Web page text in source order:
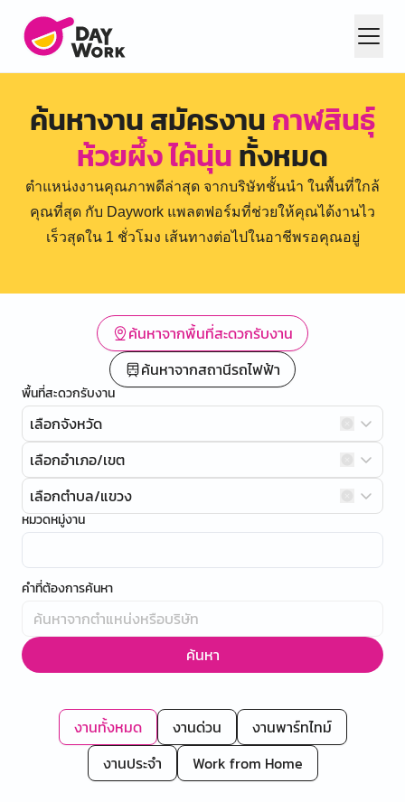
ค้นหางาน สมัครงานกาฬสินธุ์
ห้วยผึ้ง ไค้นุ่นทั้งหมด
ตำแหน่งงานคุณภาพดีล่าสุด จากบริษัทชั้นนำ ในพื้นที่ใกล้
คุณที่สุด กับ Daywork แพลตฟอร์มที่ช่วยให้คุณได้งานไว
เร็วสุดใน 1 ชั่วโมง เส้นทางต่อไปในอาชีพรอคุณอยู่
ค้นหาจากพื้นที่สะดวกรับงาน
ค้นหาจากสถานีรถไฟฟ้า
พื้นที่สะดวกรับงาน
เลือกจังหวัด
เลือกอำเภอ/เขต
เลือกตำบล/แขวง
หมวดหมู่งาน
คำที่ต้องการค้นหา
ค้นหา
งานทั้งหมด งานด่วน
งานพาร์ทไทม์
งานประจำ
Work from Home